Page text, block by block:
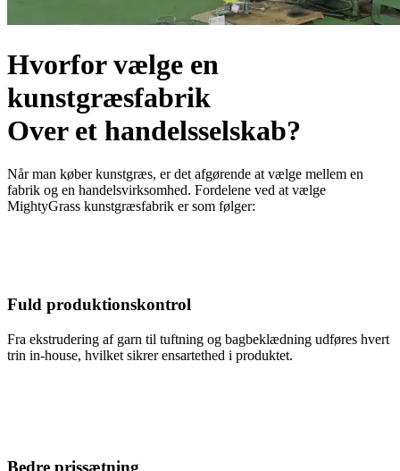
Hvorfor vælge en
kunstgræsfabrik
Over et handelsselskab?
Når man køber kunstgræs, er det afgørende at vælge mellem en
fabrik og en handelsvirksomhed. Fordelene ved at vælge
MightyGrass kunstgræsfabrik er som følger:
Fuld produktionskontrol
Fra ekstrudering af garn til tuftning og bagbeklædning udføres hvert
trin in-house, hvilket sikrer ensartethed i produktet.